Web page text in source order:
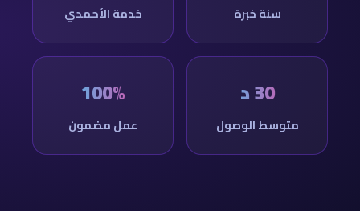
سنة خبرة خدمة الأحمدي
30 د
متوسط الوصول
100%
عمل مضمون